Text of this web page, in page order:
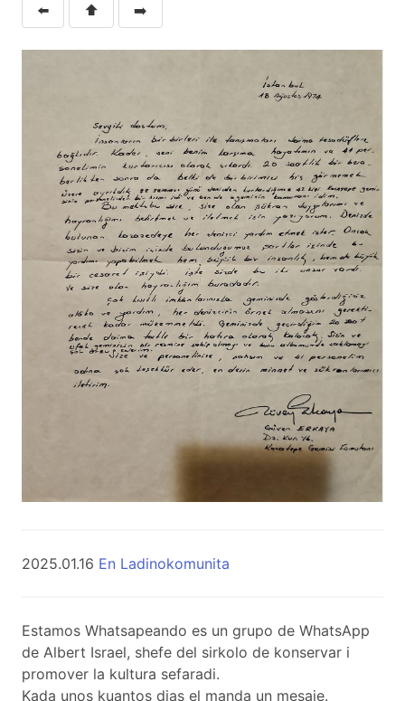
⬅️ ⬆️ ➡️
2025.01.16 En Ladinokomunita
Estamos Whatsapeando es un grupo de WhatsApp
de Albert Israel, shefe del sirkolo de konservar i
promover la kultura sefaradi.
Kada unos kuantos dias el manda un mesaje.